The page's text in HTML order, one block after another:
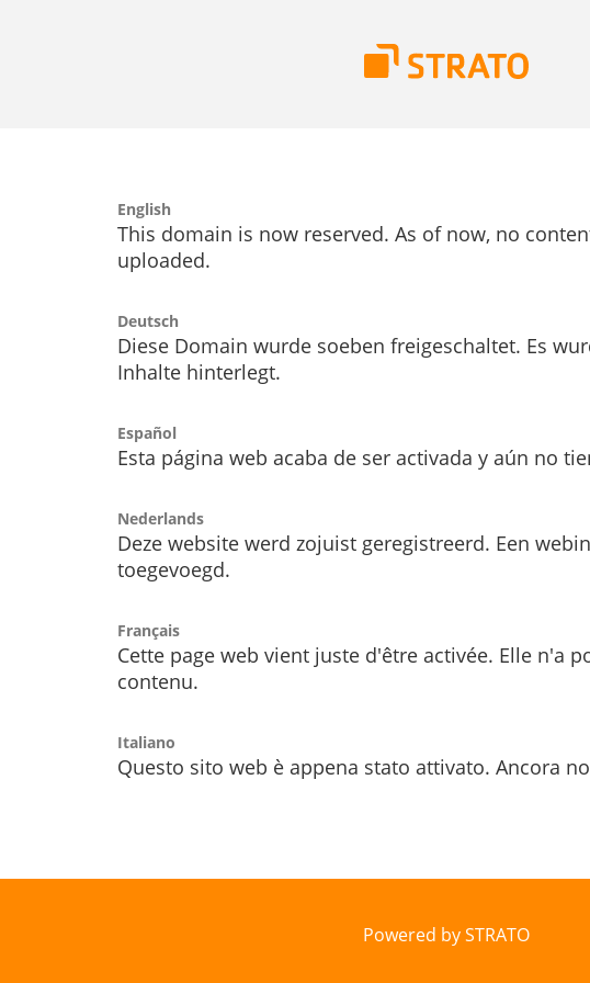
English
This domain is now reserved. As of now, no
uploaded.
Deutsch
Diese Domain wurde soeben freigeschaltet. Es
Inhalte hinterlegt.
Español
Esta página web acaba de ser activada y aún no
Nederlands
Deze website werd zojuist geregistreerd. Een
toegevoegd.
Français
Cette page web vient juste d'être activée. Elle n'a
contenu.
Italiano
Questo sito web è appena stato attivato. Ancora
Powered by STRATO